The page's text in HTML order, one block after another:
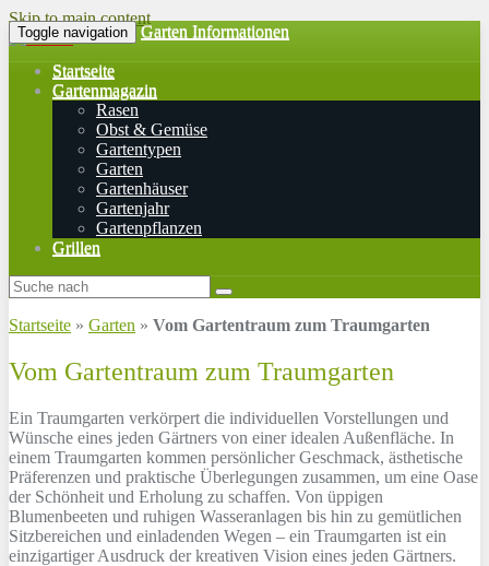
Skip to main content
Toggle navigation Garten Informationen
Startseite
Gartenmagazin
Rasen
Obst & Gemüse
Gartentypen
Garten
Gartenhäuser
Gartenjahr
Gartenpflanzen
Grillen
Startseite » Garten » Vom Gartentraum zum Traumgarten
Vom Gartentraum zum Traumgarten
Ein Traumgarten verkörpert die individuellen Vorstellungen und
Wünsche eines jeden Gärtners von einer idealen Außenfläche. In
einem Traumgarten kommen persönlicher Geschmack, ästhetische
Präferenzen und praktische Überlegungen zusammen, um eine Oase
der Schönheit und Erholung zu schaffen. Von üppigen
Blumenbeeten und ruhigen Wasseranlagen bis hin zu gemütlichen
Sitzbereichen und einladenden Wegen – ein Traumgarten ist ein
einzigartiger Ausdruck der kreativen Vision eines jeden Gärtners.